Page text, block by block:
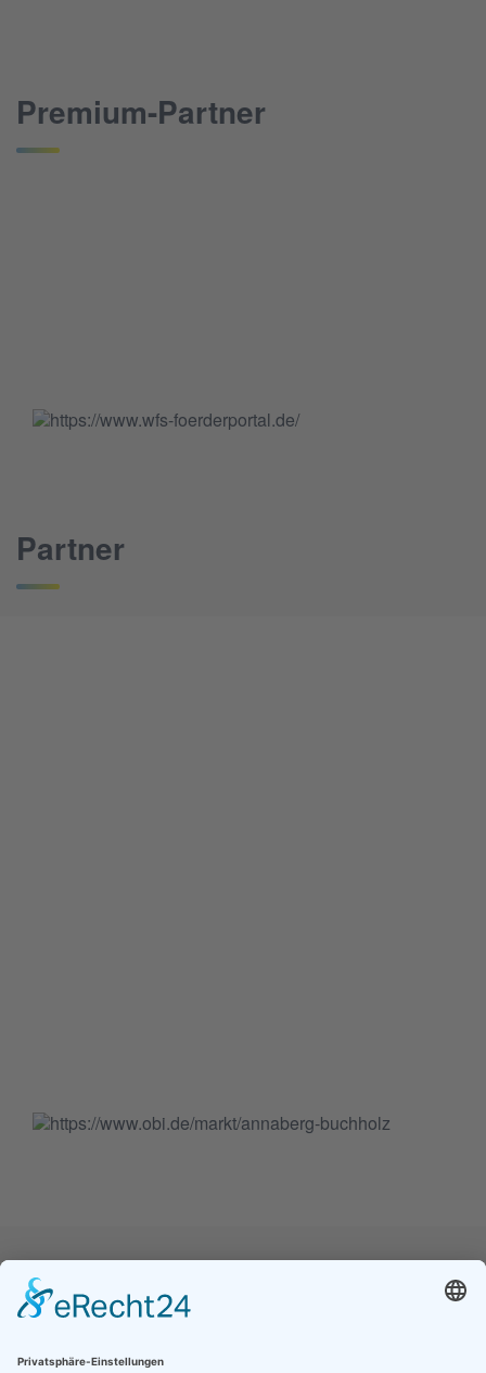
Premium-Partner
Partner
Jetzt folgen für noch mehr Einblicke ins